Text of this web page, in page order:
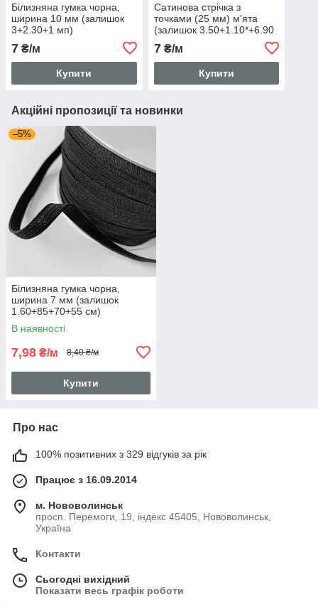
Білизняна гумка чорна,
ширина 10 мм (залишок
3+2.30+1 мп)
7 ₴/м
Купити
Сатинова стрічка з
точками (25 мм) м'ята
(залишок 3.50+1.10*+6.90
7₴/м
Купити
Акційні пропозиції та новинки
–5%
Білизняна гумка чорна,
ширина 7 мм (залишок
1.60+85+70+55 см)
В наявності
7,98 ₴/м 8,40 ₴/м
Купити
Про нас
100% позитивних з 329 відгуків за рік
Працює з 16.09.2014
м. Нововолинськ
просп. Перемоги, 19, індекс 45405, Нововолинськ,
Україна
Контакти
Сьогодні вихідний
Показати весь графік роботи